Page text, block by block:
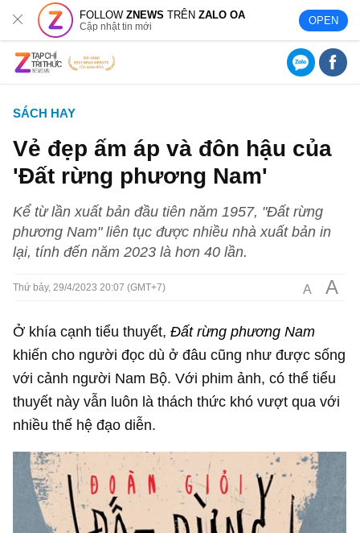
FOLLOWZNEWS TRÊNZALO OA
Cập nhật tin mới OPEN
SÁCH HAY
Vẻ đẹp ấm áp và đôn hậu của
'Đất rừng phương Nam'
Kể từ lần xuất bản đầu tiên năm 1957, "Đất rừng
phương Nam" liên tục được nhiều nhà xuất bản in
lại, tính đến năm 2023 là hơn 40 lần.
Thứ bảy, 29/4/2023 20:07 (GMT+7) A A
Ở khía cạnh tiểu thuyết,Đất rừng phương Nam
khiến cho người đọc dù ở đâu cũng như được sống
với cảnh người Nam Bộ. Với phim ảnh, có thể tiểu
thuyết này vẫn luôn là thách thức khó vượt qua với
nhiều thế hệ đạo diễn.